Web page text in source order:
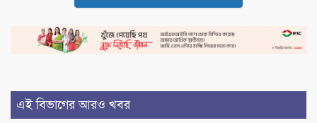
এই বিভাগের আরও খবর